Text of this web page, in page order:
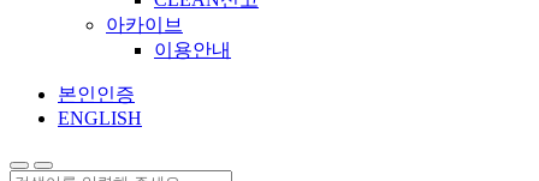
아카이브
이용안내
본인인증
ENGLISH